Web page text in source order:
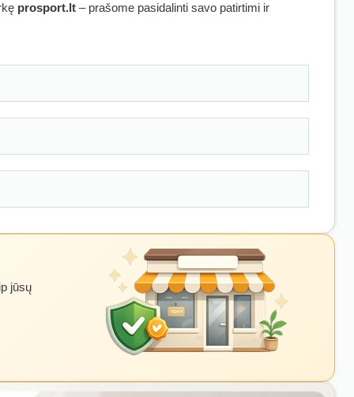
prosport.lt – prašome pasidalinti savo patirtimi ir
jūsų